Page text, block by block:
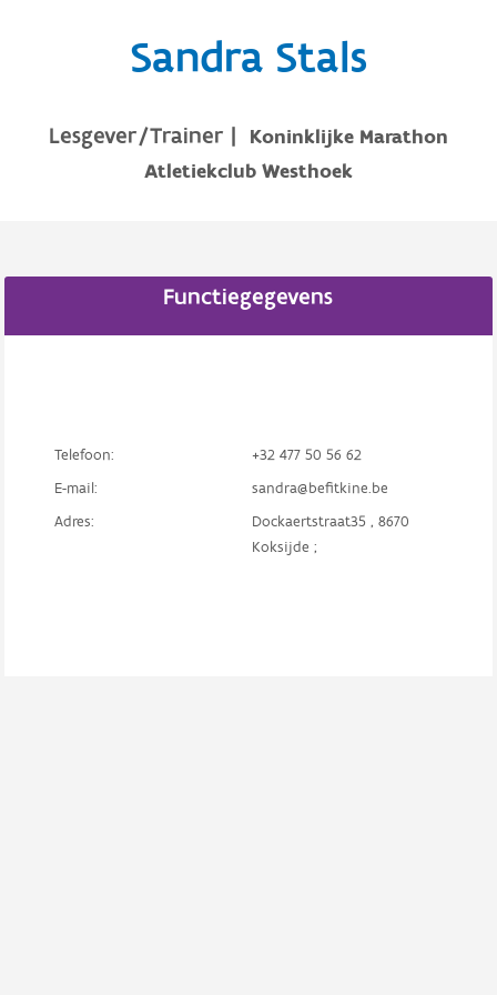
Sandra Stals
Lesgever/Trainer |
Koninklijke Marathon
Atletiekclub Westhoek
Functiegegevens
Telefoon:
+32 477 50 56 62
E-mail:
sandra@befitkine.be
Adres:
Dockaertstraat35 , 8670
Koksijde ;